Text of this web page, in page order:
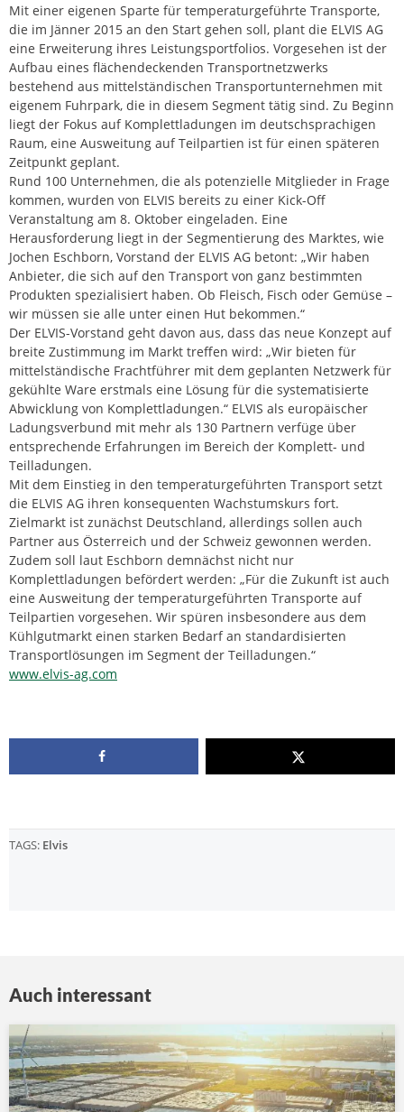
Mit einer eigenen Sparte für temperaturgeführte Transporte,
die im Jänner 2015 an den Start gehen soll, plant die ELVIS AG
eine Erweiterung ihres Leistungsportfolios. Vorgesehen ist der
Aufbau eines flächendeckenden Transportnetzwerks
bestehend aus mittelständischen Transportunternehmen mit
eigenem Fuhrpark, die in diesem Segment tätig sind. Zu Beginn
liegt der Fokus auf Komplettladungen im deutschsprachigen
Raum, eine Ausweitung auf Teilpartien ist für einen späteren
Zeitpunkt geplant.
Rund 100 Unternehmen, die als potenzielle Mitglieder in Frage
kommen, wurden von ELVIS bereits zu einer Kick-Off
Veranstaltung am 8. Oktober eingeladen. Eine
Herausforderung liegt in der Segmentierung des Marktes, wie
Jochen Eschborn, Vorstand der ELVIS AG betont: „Wir haben
Anbieter, die sich auf den Transport von ganz bestimmten
Produkten spezialisiert haben. Ob Fleisch, Fisch oder Gemüse –
wir müssen sie alle unter einen Hut bekommen.“
Der ELVIS-Vorstand geht davon aus, dass das neue Konzept auf
breite Zustimmung im Markt treffen wird: „Wir bieten für
mittelständische Frachtführer mit dem geplanten Netzwerk für
gekühlte Ware erstmals eine Lösung für die systematisierte
Abwicklung von Komplettladungen.“ ELVIS als europäischer
Ladungsverbund mit mehr als 130 Partnern verfüge über
entsprechende Erfahrungen im Bereich der Komplett- und
Teilladungen.
Mit dem Einstieg in den temperaturgeführten Transport setzt
die ELVIS AG ihren konsequenten Wachstumskurs fort.
Zielmarkt ist zunächst Deutschland, allerdings sollen auch
Partner aus Österreich und der Schweiz gewonnen werden.
Zudem soll laut Eschborn demnächst nicht nur
Komplettladungen befördert werden: „Für die Zukunft ist auch
eine Ausweitung der temperaturgeführten Transporte auf
Teilpartien vorgesehen. Wir spüren insbesondere aus dem
Kühlgutmarkt einen starken Bedarf an standardisierten
Transportlösungen im Segment der Teilladungen.“
www.elvis-ag.com
TAGS: Elvis
Auch interessant